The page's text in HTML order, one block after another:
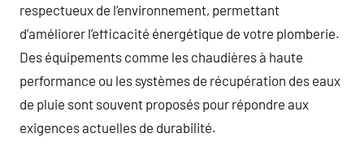
respectueux de l’environnement, permettant
d’améliorer l’efficacité énergétique de votre plomberie.
Des équipements comme les chaudières à haute
performance ou les systèmes de récupération des eaux
de pluie sont souvent proposés pour répondre aux
exigences actuelles de durabilité.